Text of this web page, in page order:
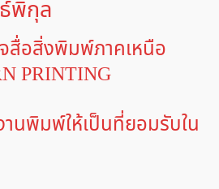
พิกุล
สื่อสิ่งพิมพ์ภาคเหนือ
PRINTING
นพิมพ์ให้เป็นที่ยอมรับใน